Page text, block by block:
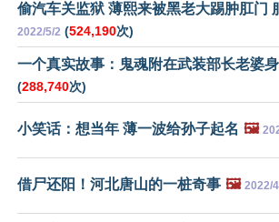
偷汽车关监狱 薄熙来被黑老大踢肿肛门
2022/5/2 (524,190次)
一个真实故事：鬼魂附在武装部长老婆
(288,740次)
小笑话：想当年 薄一波给孙子起名 🖼️
借尸还阳！河北唐山的一桩奇事 🖼️ 2022/